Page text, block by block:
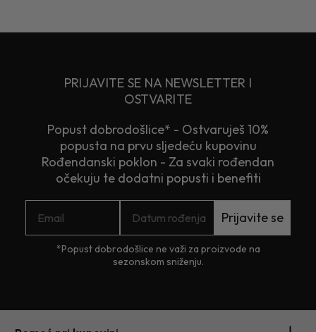
PRIJAVITE SE NA NEWSLETTER I
OSTVARITE
Popust dobrodošlice* - Ostvaruješ 10%
popusta na prvu sljedeću kupovinu
Rođendanski poklon - Za svaki rođendan
očekuju te dodatni popusti i benefiti
Prijavite se
*Popust dobrodošlice ne važi za proizvode na
sezonskom sniženju.